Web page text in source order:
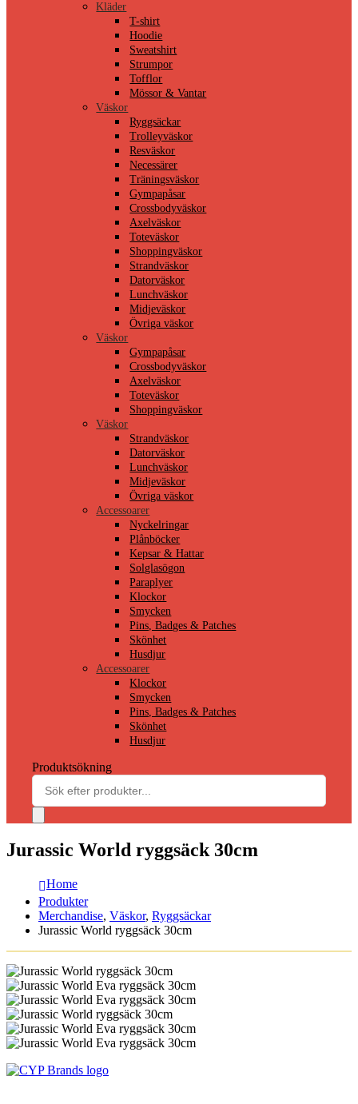
Kläder
T-shirt
Hoodie
Sweatshirt
Strumpor
Tofflor
Mössor & Vantar
Väskor
Ryggsäckar
Trolleyväskor
Resväskor
Necessärer
Träningsväskor
Gympapåsar
Crossbodyväskor
Axelväskor
Toteväskor
Shoppingväskor
Strandväskor
Datorväskor
Lunchväskor
Midjeväskor
Övriga väskor
Väskor
Gympapåsar
Crossbodyväskor
Axelväskor
Toteväskor
Shoppingväskor
Väskor
Strandväskor
Datorväskor
Lunchväskor
Midjeväskor
Övriga väskor
Accessoarer
Nyckelringar
Plånböcker
Kepsar & Hattar
Solglasögon
Paraplyer
Klockor
Smycken
Pins, Badges & Patches
Skönhet
Husdjur
Accessoarer
Klockor
Smycken
Pins, Badges & Patches
Skönhet
Husdjur
Produktsökning
Jurassic World ryggsäck 30cm
Home
Produkter
Merchandise, Väskor, Ryggsäckar
Jurassic World ryggsäck 30cm